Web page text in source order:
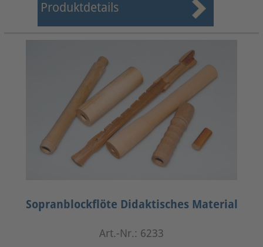
Produktdetails
Sopranblockflöte Didaktisches Material
Art.-Nr.: 6233